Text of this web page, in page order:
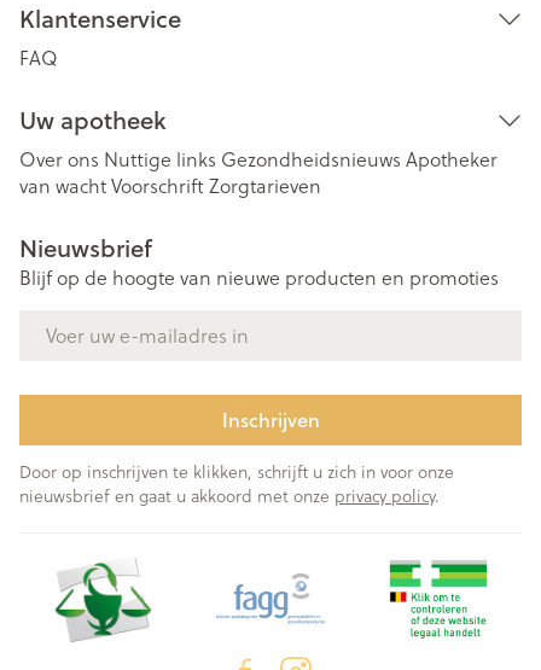
Klantenservice
FAQ
Uw apotheek
Over ons Nuttige links Gezondheidsnieuws Apotheker
van wachtVoorschriftZorgtarieven
Nieuwsbrief
Blijf op de hoogte van nieuwe producten en promoties
Inschrijven
Door op inschrijven te klikken, schrijft u zich in voor onze
nieuwsbrief en gaat u akkoord met onze privacy policy.